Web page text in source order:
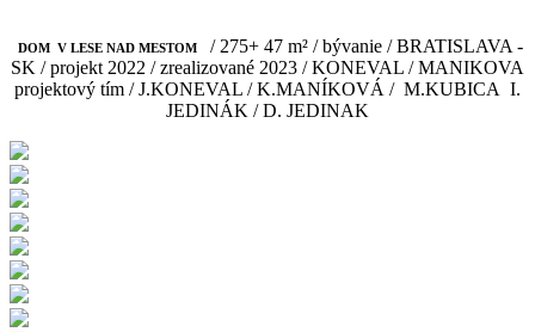
DOM V LESE NAD MESTOM
/ 275+ 47 m² / bývanie / BRATISLAVA -
SK / projekt 2022 / zrealizované 2023 / KONEVAL / MANIKOVA
projektový tím / J.KONEVAL / K.MANÍKOVÁ / M.KUBICA I.
JEDINÁK / D. JEDINAK